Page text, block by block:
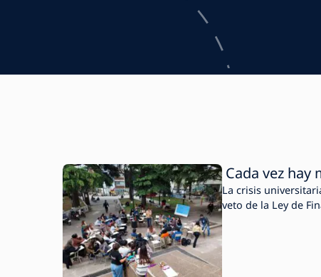
Cada vez hay
La crisis
veto de la Ley de